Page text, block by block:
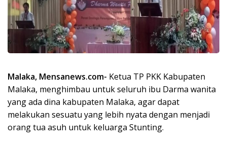
Malaka, Mensanews.com- Ketua TP PKK Kabupaten
Malaka, menghimbau untuk seluruh ibu Darma wanita
yang ada dina kabupaten Malaka, agar dapat
melakukan sesuatu yang lebih nyata dengan menjadi
orang tua asuh untuk keluarga Stunting.